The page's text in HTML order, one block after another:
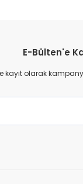
görüntülenemiyor.
bulunuyor.
E-Bülten'e
kayıt olarak